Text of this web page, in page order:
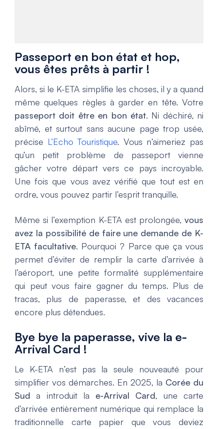
Passeport en bon état et hop,
vous êtes prêts à partir !
Alors, si le K-ETA simplifie les choses, il y a quand
même quelques règles à garder en tête. Votre
passeport doit être en bon état. Ni déchiré, ni
abîmé, et surtout sans aucune page trop usée,
précise L’Echo Touristique. Vous n’aimeriez pas
qu’un petit problème de passeport vienne
gâcher votre départ vers ce pays incroyable.
Une fois que vous avez vérifié que tout est en
ordre, vous pouvez partir l’esprit tranquille.
Même si l’exemption K-ETA est prolongée, vous
avez la possibilité de faire une demande de K-
ETA facultative. Pourquoi ? Parce que ça vous
permet d’éviter de remplir la carte d’arrivée à
l’aéroport, une petite formalité supplémentaire
qui peut vous faire gagner du temps. Plus de
tracas, plus de paperasse, et des vacances
encore plus détendues.
Bye bye la paperasse, vive la e-
Arrival Card !
Le K-ETA n’est pas la seule nouveauté pour
simplifier vos démarches. En 2025, la Corée du
Sud a introduit la e-Arrival Card, une carte
d’arrivée entièrement numérique qui remplace la
traditionnelle carte papier que vous deviez